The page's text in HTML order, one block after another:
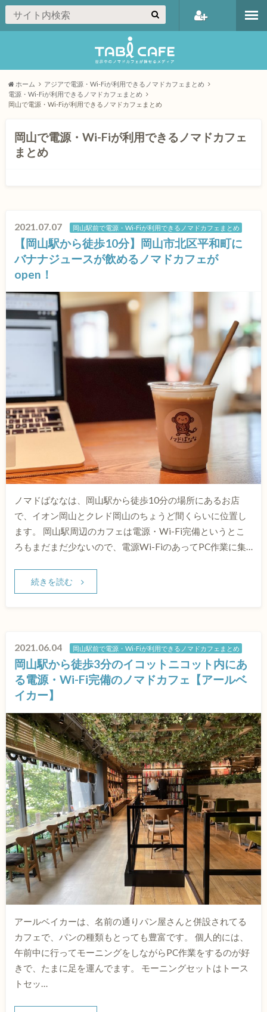
ホーム
アジアで電源・Wi-Fiが利用できるノマドカフェまとめ
電源・Wi-Fiが利用できるノマドカフェまとめ
岡山で電源・Wi-Fiが利用できるノマドカフェまとめ
岡山で電源・Wi-Fiが利用できるノマドカフェ
まとめ
2021.07.07 岡山駅前で電源・Wi-Fiが利用できるノマドカフェまとめ
【岡山駅から徒歩10分】岡山市北区平和町に
バナナジュースが飲めるノマドカフェが
open！
ノマドばななは、岡山駅から徒歩10分の場所にあるお店
で、イオン岡山とクレド岡山のちょうど間くらいに位置し
ます。 岡山駅周辺のカフェは電源・Wi-Fi完備というとこ
ろもまだまだ少ないので、電源Wi-FiのあってPC作業に集…
続きを読む
2021.06.04 岡山駅前で電源・Wi-Fiが利用できるノマドカフェまとめ
岡山駅から徒歩3分のイコットニコット内にあ
る電源・Wi-Fi完備のノマドカフェ【アールベ
イカー】
アールベイカーは、名前の通りパン屋さんと併設されてる
カフェで、パンの種類もとっても豊富です。 個人的には、
午前中に行ってモーニングをしながらPC作業をするのが好
きで、たまに足を運んでます。 モーニングセットはトース
トセッ…